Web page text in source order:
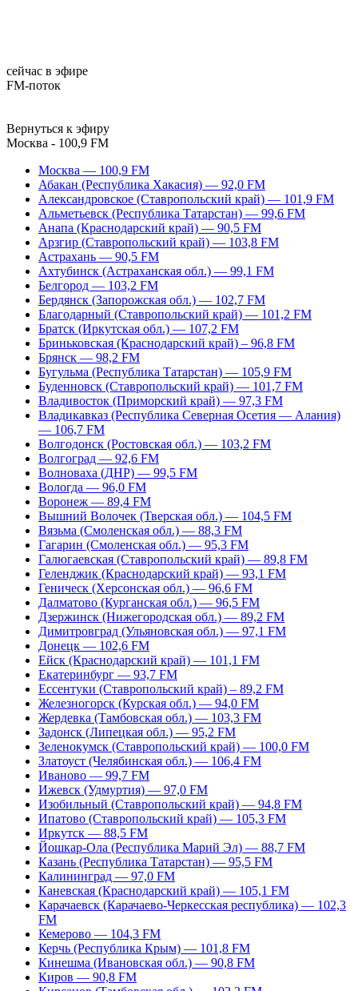
сейчас в эфире
FM-поток
Вернуться к эфиру
Москва - 100,9 FM
Москва — 100,9 FM
Абакан (Республика Хакасия) — 92,0 FM
Александровское (Ставропольский край) — 101,9 FM
Альметьевск (Республика Татарстан) — 99,6 FM
Анапа (Краснодарский край) — 90,5 FM
Арзгир (Ставропольский край) — 103,8 FM
Астрахань — 90,5 FM
Ахтубинск (Астраханская обл.) — 99,1 FM
Белгород — 103,2 FM
Бердянск (Запорожская обл.) — 102,7 FM
Благодарный (Ставропольский край) — 101,2 FM
Братск (Иркутская обл.) — 107,2 FM
Бриньковская (Краснодарский край) – 96,8 FM
Брянск — 98,2 FM
Бугульма (Республика Татарстан) — 105,9 FM
Буденновск (Ставропольский край) — 101,7 FM
Владивосток (Приморский край) — 97,3 FM
Владикавказ (Республика Северная Осетия — Алания)
— 106,7 FM
Волгодонск (Ростовская обл.) — 103,2 FM
Волгоград — 92,6 FM
Волноваха (ДНР) — 99,5 FM
Вологда — 96,0 FM
Воронеж — 89,4 FM
Вышний Волочек (Тверская обл.) — 104,5 FM
Вязьма (Смоленская обл.) — 88,3 FM
Гагарин (Смоленская обл.) — 95,3 FM
Галюгаевская (Ставропольский край) — 89,8 FM
Геленджик (Краснодарский край) — 93,1 FM
Геническ (Херсонская обл.) — 96,6 FM
Далматово (Курганская обл.) — 96,5 FM
Дзержинск (Нижегородская обл.) — 89,2 FM
Димитровград (Ульяновская обл.) — 97,1 FM
Донецк — 102,6 FM
Ейск (Краснодарский край) — 101,1 FM
Екатеринбург — 93,7 FM
Ессентуки (Ставропольский край) – 89,2 FM
Железногорск (Курская обл.) — 94,0 FM
Жердевка (Тамбовская обл.) — 103,3 FM
Задонск (Липецкая обл.) — 95,2 FM
Зеленокумск (Ставропольский край) — 100,0 FM
Златоуст (Челябинская обл.) — 106,4 FM
Иваново — 99,7 FM
Ижевск (Удмуртия) — 97,0 FM
Изобильный (Ставропольский край) — 94,8 FM
Ипатово (Ставропольский край) — 105,3 FM
Иркутск — 88,5 FM
Йошкар-Ола (Республика Марий Эл) — 88,7 FM
Казань (Республика Татарстан) — 95,5 FM
Калининград — 97,0 FM
Каневская (Краснодарский край) — 105,1 FM
Карачаевск (Карачаево-Черкесская республика) — 102,3
FM
Кемерово — 104,3 FM
Керчь (Республика Крым) — 101,8 FM
Кинешма (Ивановская обл.) — 90,8 FM
Киров — 90,8 FM